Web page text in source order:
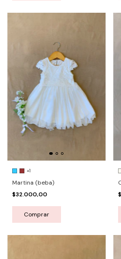
+1
Martina (beba)
$32.000,00
Comprar